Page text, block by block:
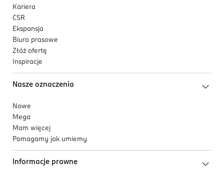
Kariera
CSR
Ekspansja
Biuro prasowe
Złóż ofertę
Inspiracje
Nasze oznaczenia
Nowe
Mega
Mam więcej
Pomagamy jak umiemy
Informacje prawne